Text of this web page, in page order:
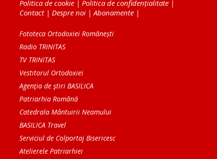
Politica de cookie | Politica de confidențialitate |
Contact| Despre noi |Abonamente |
Fototeca Ortodoxiei Românești
Radio TRINITAS
TV TRINITAS
Vestitorul Ortodoxiei
Agenţia de ştiri BASILICA
Patriarhia Română
Catedrala Mântuirii Neamului
BASILICA Travel
Serviciul de Colportaj Bisericesc
Atelierele Patriarhiei